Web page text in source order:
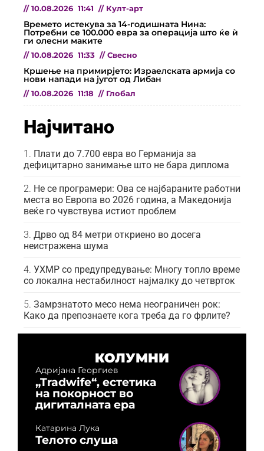
// 10.08.2026 11:41 // Култ-арт
Времето истекува за 14-годишната Нина:
Потребни се 100.000 евра за операција што ќе ѝ
ги олесни маките
// 10.08.2026 11:33 // Свесно
Кршење на примирјето: Израелската армија со
нови напади на југот од Либан
// 10.08.2026 11:18 // Глобал
Најчитано
Плати до 7.700 евра во Германија за
дефицитарно занимање што не бара диплома
Не се програмери: Ова се најбараните работни
места во Европа во 2026 година, а Македонија
веќе го чувствува истиот проблем
Дрво од 84 метри откриено во досега
неистражена шума
УХМР со предупредување: Многу топло време
со локална нестабилност најмалку до четврток
Замрзнатото месо нема неограничен рок:
Како да препознаете кога треба да го фрлите?
КОЛУМНИ
Адријана Георгиев
„Tradwife“, естетика
на покорност во
дигиталната ера
Катарина Лука
Телото слуша